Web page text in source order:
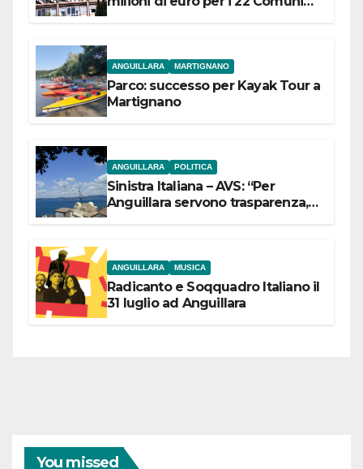
ANGUILLARA MARTIGNANO
Parco: successo per Kayak Tour a
Martignano
ANGUILLARA POLITICA
Sinistra Italiana – AVS: “Per
Anguillara servono trasparenza,
ANGUILLARA MUSICA
Radicanto e Soqquadro Italiano il
31 luglio ad Anguillara
You missed